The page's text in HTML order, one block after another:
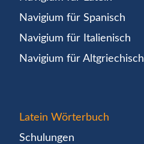
Navigium für Spanisch
Navigium für Italienisch
Navigium für Altgriechisch
Latein Wörterbuch
Schulungen